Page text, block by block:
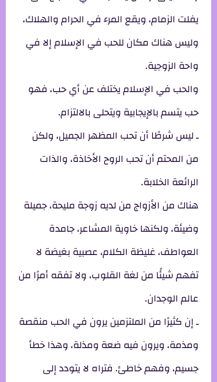
يفلت الزمام، ويقع المرء في الحرام والهلاك،
وليس هناك مكان للحب في الإسلام إلا في
واحة الزوجية.
والحب في الإسلام يختلف عن أي حب، فهو
حب يتسم بالإيجابية ويتحلى بالالتزام.
ـ ليس شرطًا أن تحب المظهر الجميل، ولكن
من المحتم أن تحب الروح الأخاذة، والذات
الرائعة الخلابة.
هناك من الأزواج من لديه زوجة مليحة، جميلة
وضيئة، ولكنها خاوية المشاعر، جامدة
العواطف، غليظة الكلام، عصبية بغيضة لا
تفهم شيئًا من لغة القلوب، ولا تفقه أمرًا من
عالم الوجدان.
ـ إن كثيرًا من الملتزمين يرون في الحب منقصة
ومذمة، ويرون فيه ضعة ومذلة، وهذا خطأ
جسيم، وفهم خاطئ. فتراه لا يتودد إلى